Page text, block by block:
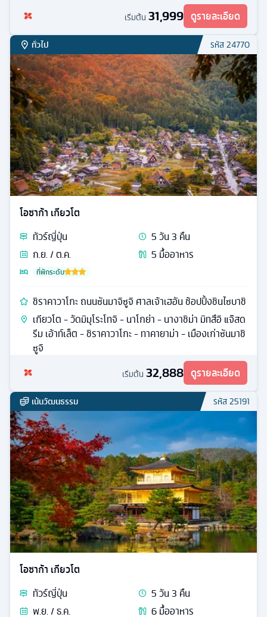
เริ่มต้น 31,999 ดูรายละเอียด
ทั่วไป รหัส24770
โอซาก้า เกียวโต
ทัวร์ญี่ปุ่น 5วัน3 คืน
ก.ย. / ต.ค.
5 มื้ออาหาร
ที่พักระดับ
ชิราคาวาโกะ ถนนซันมาจิซูจิ ศาลเจ้าเฮอัน ช้อปปิ้งชินไซบาชิ
เกียวโต - วัดมิมุโระโทจิ - นาโกย่า - นางาชิม่า มิทสึอิ แจ๊สด
รีม เอ้าท์เล็ต - ชิราคาวาโกะ - ทาคายาม่า - เมืองเก่าซันมาชิ
ซูจิ
เริ่มต้น 32,888 ดูรายละเอียด
เน้นวัฒนธรรม รหัส25191
โอซาก้า เกียวโต
ทัวร์ญี่ปุ่น 5วัน3 คืน
พ.ย. / ธ.ค.
6มื้ออาหาร